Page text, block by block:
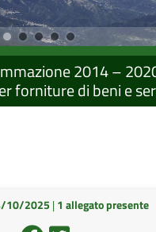
2014 –
forniture di beni e
10/2025 |1 allegato presente